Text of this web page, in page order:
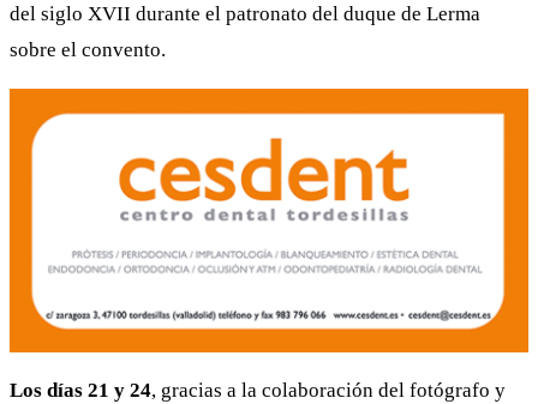
del siglo XVII durante el patronato del duque de Lerma
sobre el convento.
Los días 21 y 24, gracias a la colaboración del fotógrafo y